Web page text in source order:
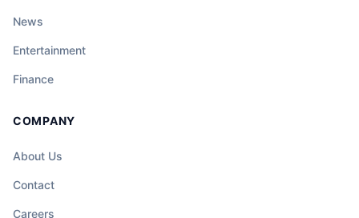
News
Entertainment
Finance
COMPANY
About Us
Contact
Careers